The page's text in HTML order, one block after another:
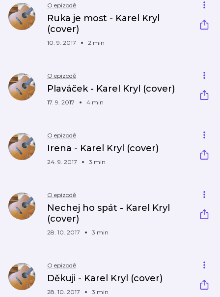
O epizodě
Ruka je most - Karel Kryl
(cover)
10. 9. 2017 2 min
O epizodě
Plaváček - Karel Kryl (cover)
17. 9. 2017 4 min
O epizodě
Irena - Karel Kryl (cover)
24. 9. 2017 3 min
O epizodě
Nechej ho spát - Karel Kryl
(cover)
28. 10. 2017 3 min
O epizodě
Děkuji - Karel Kryl (cover)
28. 10. 2017 3 min